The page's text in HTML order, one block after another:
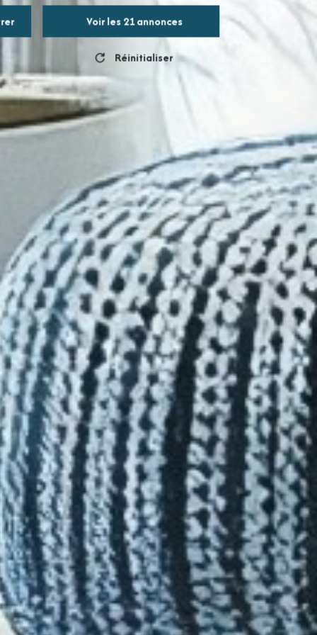
Voir les21annonces
Réinitialiser